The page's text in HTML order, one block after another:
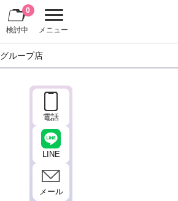
メニュー
検討中
0
グループ店
電話
LINE
メール